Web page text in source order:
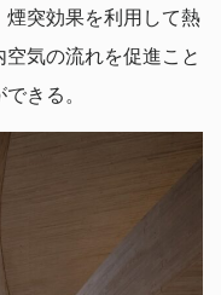
突効果を利用して熱
気の流れを促進こと
きる。